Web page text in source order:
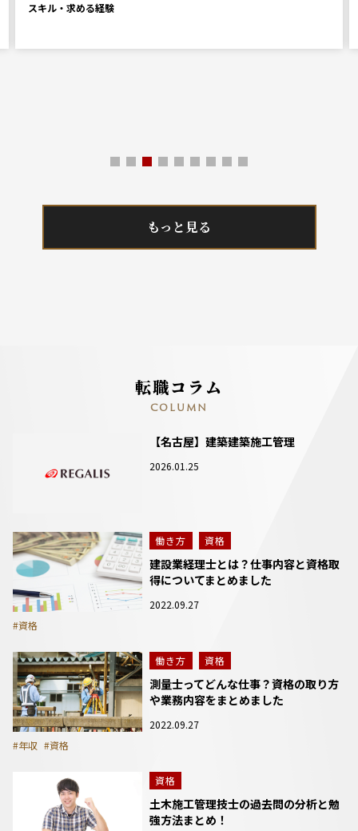
スキル・求める経験
もっと見る
転職コラム
COLUMN
【名古屋】建築建築施工管理
2026.01.25
働き方 資格
建設業経理士とは？仕事内容と資格取
得についてまとめました
2022.09.27
#資格
働き方 資格
測量士ってどんな仕事？資格の取り方
や業務内容をまとめました
2022.09.27
#年収 #資格
資格
土木施工管理技士の過去問の分析と勉
強方法まとめ！